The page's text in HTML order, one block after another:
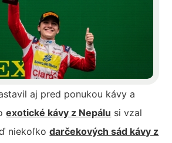
aj pred ponukou kávy a
exotické kávy z Nepálu si vzal
niekoľkodarčekových sád kávy z